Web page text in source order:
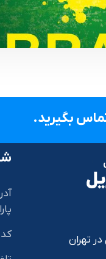
بگیرید.
در تهران
کد